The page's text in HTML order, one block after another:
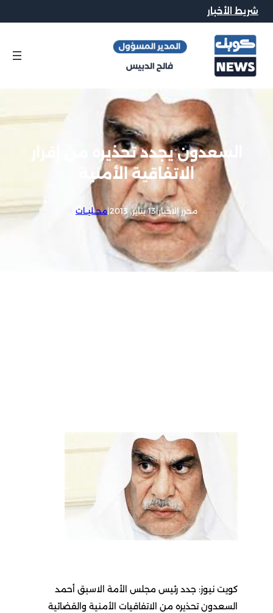
شريط الأخبار
السعدون يجدد تحذيره من إقرار
الاتفاقية الأمنية
محرر الاخبار|13 يناير, 2013 |محــليــات
كويت نيوز: جدد رئيس مجلس الأمة الاسبق أحمد
السعدون تحذيره من الاتفاقيات الأمنية والقضائية